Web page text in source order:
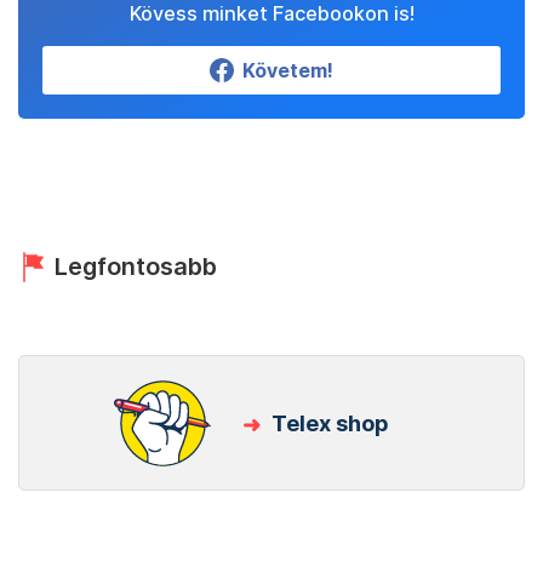
Kövess minket Facebookon is!
Követem!
Legfontosabb
Telex shop